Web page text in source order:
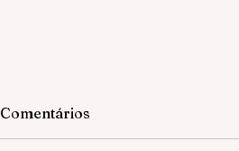
Comentários